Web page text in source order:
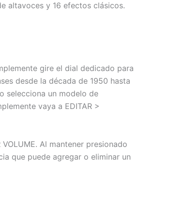
altavoces y 16 efectos clásicos.
gire el dial dedicado para
desde la década de 1950 hasta
selecciona un modelo de
vaya a EDITAR >
Al mantener presionado
que puede agregar o eliminar un